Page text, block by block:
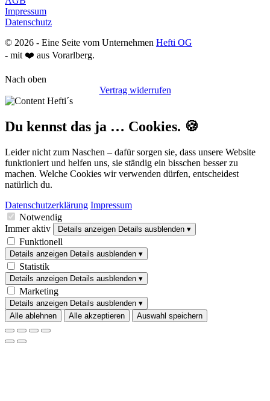
Impressum
Datenschutz
© 2026 - Eine Seite vom Unternehmen Hefti OG
- mit ❤️ aus Vorarlberg.
Nach oben
Vertrag widerrufen
Du kennst das ja … Cookies. 🍪
Leider nicht zum Naschen – dafür sorgen sie, dass unsere Website
funktioniert und helfen uns, sie ständig ein bisschen besser zu
machen. Welche Cookies wir verwenden dürfen, entscheidest
natürlich du.
Datenschutzerklärung Impressum
Notwendig
Immer aktiv
Details anzeigen Details ausblenden ▾
Funktionell
Details anzeigen Details ausblenden ▾
Statistik
Details anzeigen Details ausblenden ▾
Marketing
Details anzeigen Details ausblenden ▾
Alle ablehnen
Alle akzeptieren Auswahl speichern